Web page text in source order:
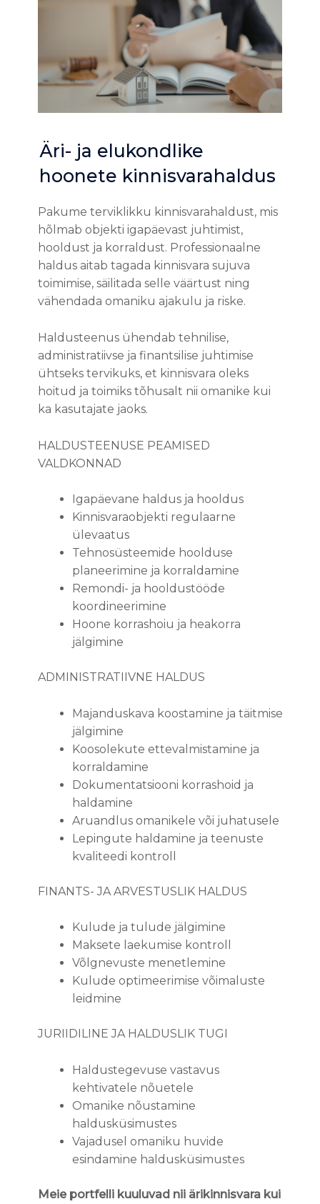
Äri- ja elukondlike
hoonete kinnisvarahaldus
Pakume terviklikku kinnisvarahaldust, mis
hõlmab objekti igapäevast juhtimist,
hooldust ja korraldust. Professionaalne
haldus aitab tagada kinnisvara sujuva
toimimise, säilitada selle väärtust ning
vähendada omaniku ajakulu ja riske.
Haldusteenus ühendab tehnilise,
administratiivse ja finantsilise juhtimise
ühtseks tervikuks, et kinnisvara oleks
hoitud ja toimiks tõhusalt nii omanike kui
ka kasutajate jaoks.
HALDUSTEENUSE PEAMISED
VALDKONNAD
Igapäevane haldus ja hooldus
Kinnisvaraobjekti regulaarne
ülevaatus
Tehnosüsteemide hoolduse
planeerimine ja korraldamine
Remondi- ja hooldustööde
koordineerimine
Hoone korrashoiu ja heakorra
jälgimine
ADMINISTRATIIVNE HALDUS
Majanduskava koostamine ja täitmise
jälgimine
Koosolekute ettevalmistamine ja
korraldamine
Dokumentatsiooni korrashoid ja
haldamine
Aruandlus omanikele või juhatusele
Lepingute haldamine ja teenuste
kvaliteedi kontroll
FINANTS- JA ARVESTUSLIK HALDUS
Kulude ja tulude jälgimine
Maksete laekumise kontroll
Võlgnevuste menetlemine
Kulude optimeerimise võimaluste
leidmine
JURIIDILINE JA HALDUSLIK TUGI
Haldustegevuse vastavus
kehtivatele nõuetele
Omanike nõustamine
haldusküsimustes
Vajadusel omaniku huvide
esindamine haldusküsimustes
Meie portfelli kuuluvad nii ärikinnisvara kui